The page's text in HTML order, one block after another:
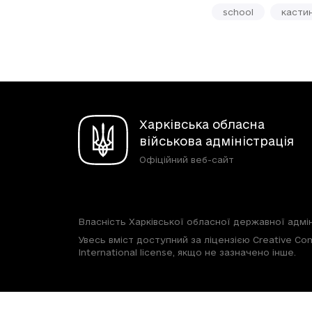
school
Харківська обласна
військова адміністрація
Офіційний веб-сайт
Власність Харківської обласної державної
Увесь вміст доступний за ліцензією Creative
International license, якщо не зазначено інше.